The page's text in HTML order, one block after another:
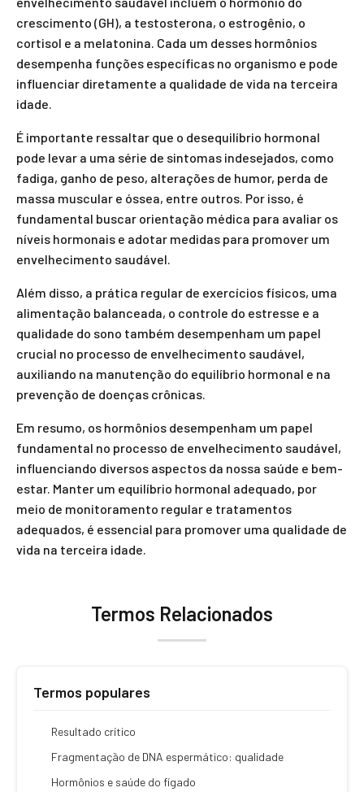
crescimento (GH), a testosterona, o estrogênio, o
cortisol e a melatonina. Cada um desses hormônios
desempenha funções específicas no organismo e pode
influenciar diretamente a qualidade de vida na terceira
idade.
É importante ressaltar que o desequilíbrio hormonal
pode levar a uma série de sintomas indesejados, como
fadiga, ganho de peso, alterações de humor, perda de
massa muscular e óssea, entre outros. Por isso, é
fundamental buscar orientação médica para avaliar os
níveis hormonais e adotar medidas para promover um
envelhecimento saudável.
Além disso, a prática regular de exercícios físicos, uma
alimentação balanceada, o controle do estresse e a
qualidade do sono também desempenham um papel
crucial no processo de envelhecimento saudável,
auxiliando na manutenção do equilíbrio hormonal e na
prevenção de doenças crônicas.
Em resumo, os hormônios desempenham um papel
fundamental no processo de envelhecimento saudável,
influenciando diversos aspectos da nossa saúde e bem-
estar. Manter um equilíbrio hormonal adequado, por
meio de monitoramento regular e tratamentos
adequados, é essencial para promover uma qualidade de
vida na terceira idade.
Termos Relacionados
Termos populares
Resultado crítico
Fragmentação de DNA espermático: qualidade
Hormônios e saúde do fígado